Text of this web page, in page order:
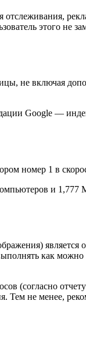
отслеживания,
этого не
не включая
Google —
номер 1 в
и
как можно
(согласно
Тем не менее,